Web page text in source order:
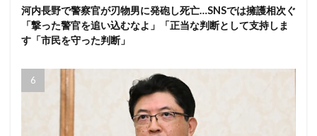
河内長野で警察官が刃物男に発砲し死亡…SNSでは擁護相次ぐ
「撃った警官を追い込むなよ」「正当な判断として支持しま
す「市民を守った判断」